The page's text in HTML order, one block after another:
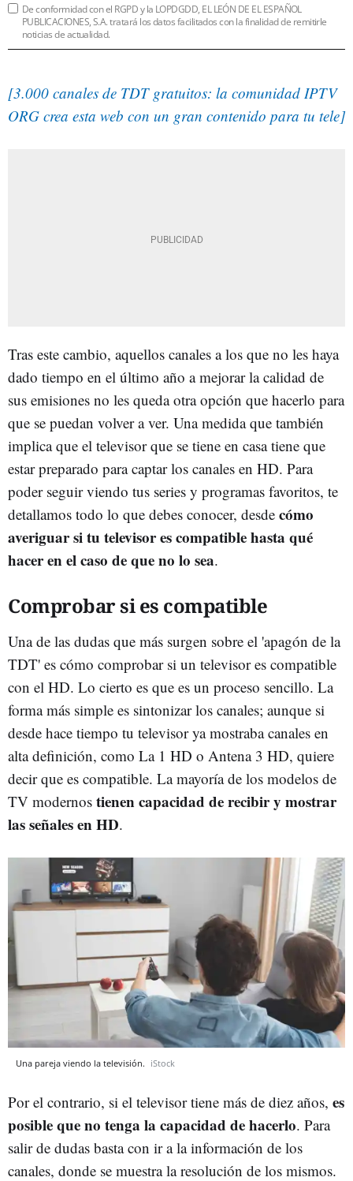
De conformidad con el RGPD y la LOPDGDD, EL LEÓN DE EL ESPAÑOL
PUBLICACIONES, S.A. tratará los datos facilitados con la finalidad de remitirle
noticias de actualidad.
[3.000 canales de TDT gratuitos: la comunidad IPTV
ORG crea esta web con un gran contenido para tu tele]
Tras este cambio, aquellos canales a los que no les haya
dado tiempo en el último año a mejorar la calidad de
sus emisiones no les queda otra opción que hacerlo para
que se puedan volver a ver. Una medida que también
implica que el televisor que se tiene en casa tiene que
estar preparado para captar los canales en HD. Para
poder seguir viendo tus series y programas favoritos, te
detallamos todo lo que debes conocer, desde cómo
averiguar si tu televisor es compatible hasta qué
hacer en el caso de que no lo sea.
Comprobar si es compatible
Una de las dudas que más surgen sobre el 'apagón de la
TDT' es cómo comprobar si un televisor es compatible
con el HD. Lo cierto es que es un proceso sencillo. La
forma más simple es sintonizar los canales; aunque si
desde hace tiempo tu televisor ya mostraba canales en
alta definición, como La 1 HD o Antena 3 HD, quiere
decir que es compatible. La mayoría de los modelos de
TV modernos tienen capacidad de recibir y mostrar
las señales en HD.
Una pareja viendo la televisión. iStock
Por el contrario, si el televisor tiene más de diez años, es
posible que no tenga la capacidad de hacerlo. Para
salir de dudas basta con ir a la información de los
canales, donde se muestra la resolución de los mismos.